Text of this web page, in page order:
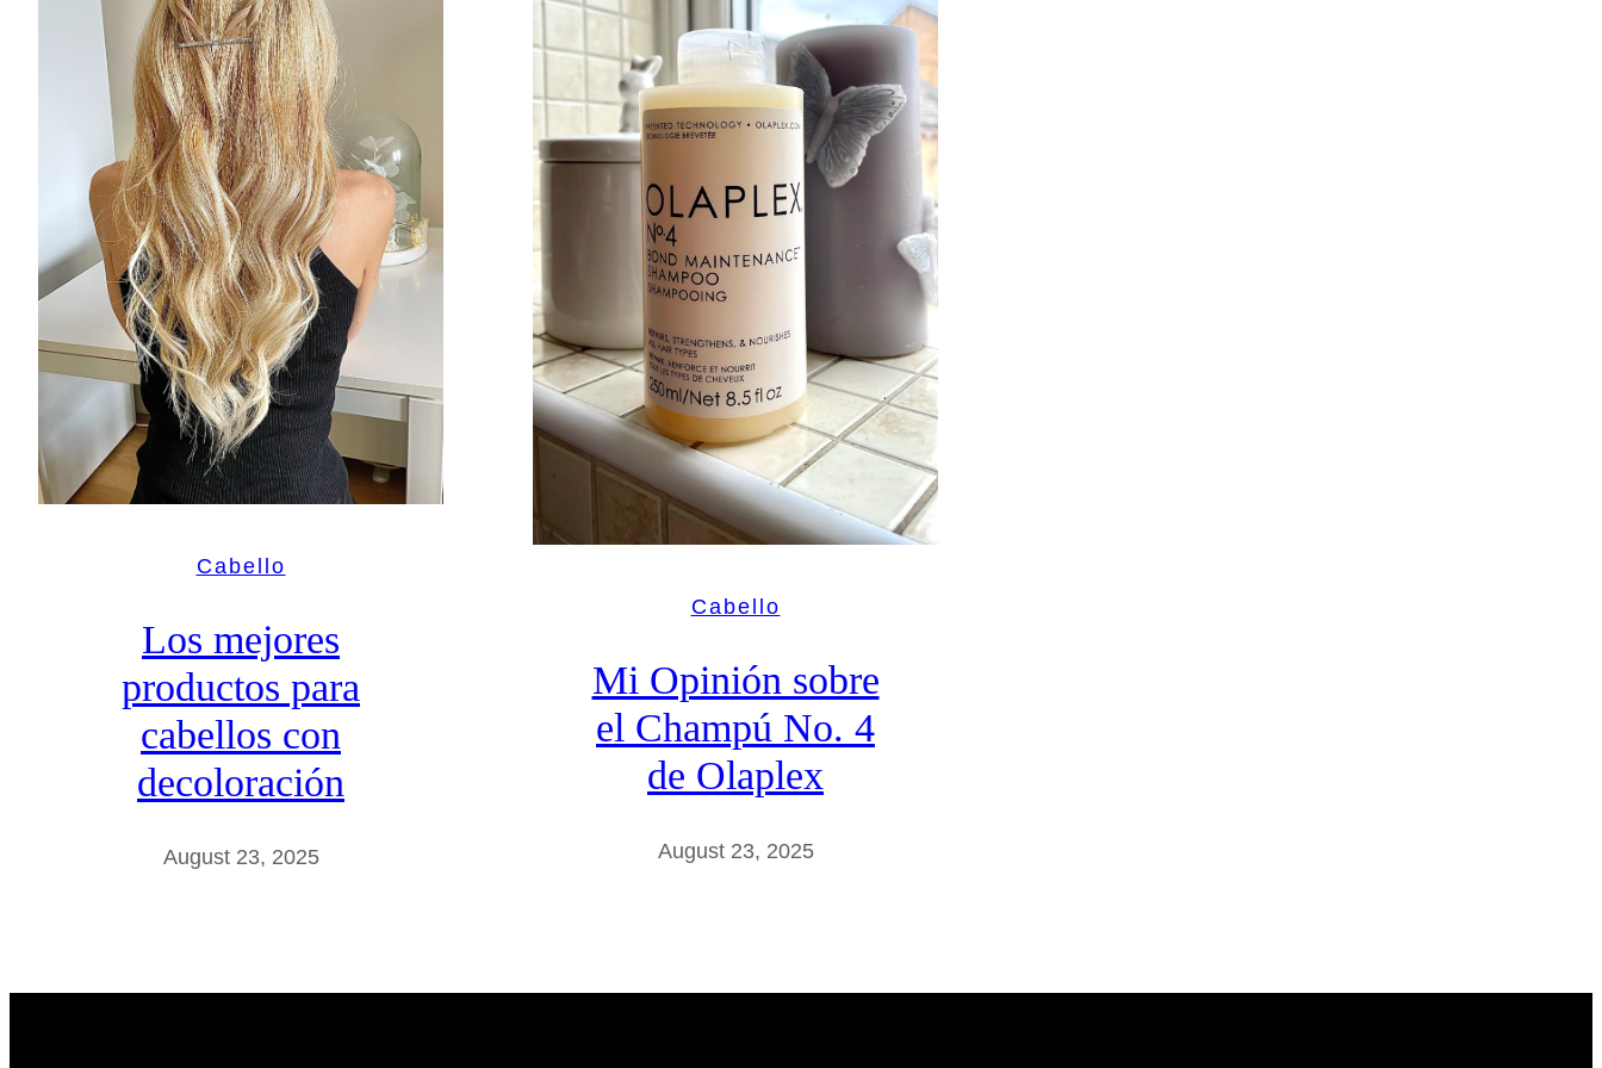
Cabello
Los mejores
productos para
cabellos con
decoloración
August 23, 2025
Cabello
Mi Opinión sobre
el Champú No. 4
de Olaplex
August 23, 2025